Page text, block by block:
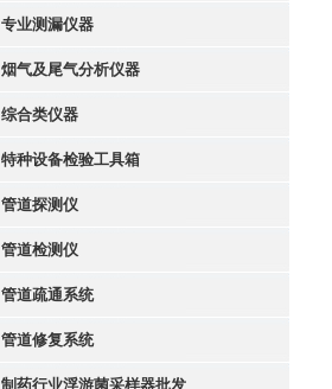
专业测漏仪器
烟气及尾气分析仪器
综合类仪器
特种设备检验工具箱
管道探测仪
管道检测仪
管道疏通系统
管道修复系统
制药行业浮游菌采样器批发